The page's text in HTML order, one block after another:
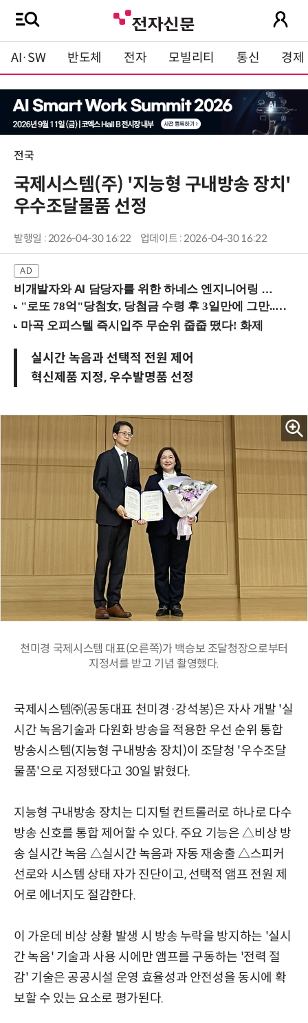
AI·SW 반도체 전자 모빌리티 통신 경제
전국
국제시스템(주) '지능형 구내방송 장치'
우수조달물품 선정
발행일 : 2026-04-30 16:22 업데이트 : 2026-04-30 16:22
비개발자와 AI 담당자를 위한 하네스 엔지니어링 입문과정 (8/20 신논현역)
실시간 녹음과 선택적 전원 제어
혁신제품 지정, 우수발명품 선정
천미경 국제시스템 대표(오른쪽)가 백승보 조달청장으로부터
지정서를 받고 기념 촬영했다.
국제시스템㈜(공동대표 천미경·강석봉)은 자사 개발 '실
시간 녹음기술과 다원화 방송을 적용한 우선 순위 통합
방송시스템(지능형 구내방송 장치)이 조달청 '우수조달
물품'으로 지정됐다고 30일 밝혔다.
지능형 구내방송 장치는 디지털 컨트롤러로 하나로 다수
방송 신호를 통합 제어할 수 있다. 주요 기능은 △비상 방
송 실시간 녹음 △실시간 녹음과 자동 재송출 △스피커
선로와 시스템 상태 자가 진단이고, 선택적 앰프 전원 제
어로 에너지도 절감한다.
이 가운데 비상 상황 발생 시 방송 누락을 방지하는 '실시
간 녹음' 기술과 사용 시에만 앰프를 구동하는 '전력 절
감' 기술은 공공시설 운영 효율성과 안전성을 동시에 확
보할 수 있는 요소로 평가된다.